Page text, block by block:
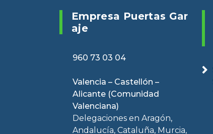
Empresa Puertas Gar
Aje
960 73 03 04
Valencia – Castellón –
Alicante (Comunidad
Valenciana)
Delegaciones en Aragón,
Andalucía, Cataluña, Murcia,